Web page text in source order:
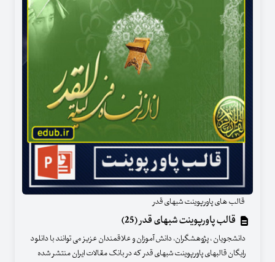
قالب های پاورپوینت شبهای قدر
قالب پاورپوینت شبهای قدر (25)
دانشجویان ، پژوهشگران، دانش آموزان و علاقمندان عزیز می توانند با دانلود
رایگان قالبهای پاورپوینت شبهای قدر که در بانک مقالات ایران منتشر شده